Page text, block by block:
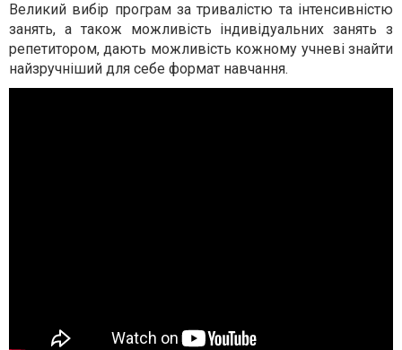
Великий вибір програм за тривалістю та інтенсивністю
занять, а також можливість індивідуальних занять з
репетитором, дають можливість кожному учневі знайти
найзручніший для себе формат навчання.